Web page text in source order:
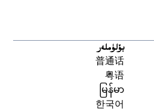
بۆلۈملەر
普通话
粤语
မြန်မာ
한국어